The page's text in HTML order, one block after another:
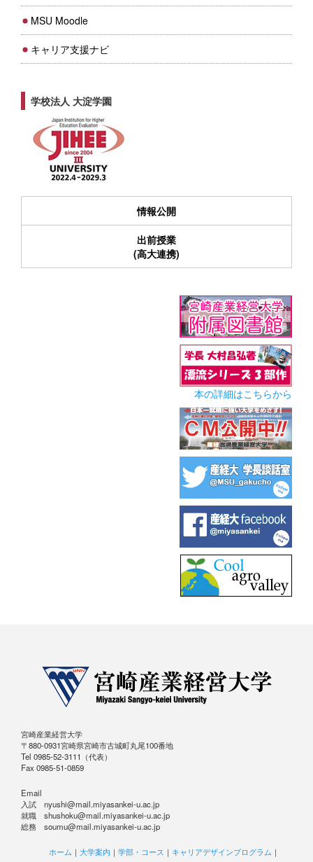
MSU Moodle
キャリア支援ナビ
学校法人 大淀学園
情報公開
出前授業
(高大連携)
本の詳細はこちらから
宮崎産業経営大学
〒880-0931宮崎県宮崎市古城町丸尾100番地
Tel 0985-52-3111（代表）
Fax 0985-51-0859
Email
入試 nyushi@mail.miyasankei-u.ac.jp
就職 shushoku@mail.miyasankei-u.ac.jp
総務 soumu@mail.miyasankei-u.ac.jp
ホーム ｜ 大学案内 ｜ 学部・コース ｜ キャリアデザインプログラム ｜